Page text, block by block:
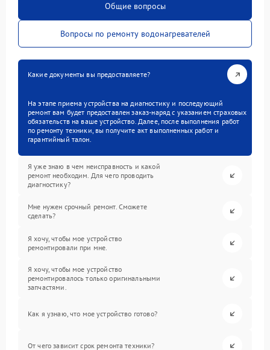
Общие вопросы
Вопросы по ремонту водонагревателей
Какие документы вы предоставляете?
На этапе приема устройства на диагностику и последующий
ремонт вам будет предоставлен заказ-наряд с указанием страховых
обязательств на ваше устройство. Далее, после выполнения работ
по ремонту техники, вы получите акт выполненных работ и
гарантийный талон.
Я уже знаю в чем неисправность и какой
ремонт необходим. Для чего проводить
диагностику?
Мне нужен срочный ремонт. Сможете
сделать?
Я хочу, чтобы мое устройство
ремонтировали при мне.
Я хочу, чтобы мое устройство
ремонтировалось только оригинальными
запчастями.
Как я узнаю, что мое устройство готово?
От чего зависит срок ремонта техники?